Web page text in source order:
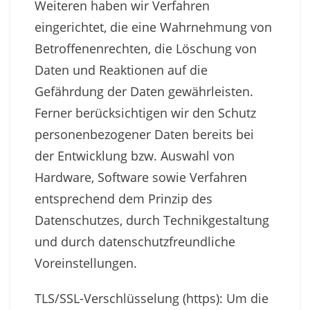
Weiteren haben wir Verfahren
eingerichtet, die eine Wahrnehmung von
Betroffenenrechten, die Löschung von
Daten und Reaktionen auf die
Gefährdung der Daten gewährleisten.
Ferner berücksichtigen wir den Schutz
personenbezogener Daten bereits bei
der Entwicklung bzw. Auswahl von
Hardware, Software sowie Verfahren
entsprechend dem Prinzip des
Datenschutzes, durch Technikgestaltung
und durch datenschutzfreundliche
Voreinstellungen.
TLS/SSL-Verschlüsselung (https): Um die